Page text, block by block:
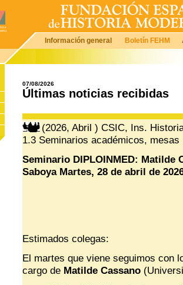
Información general Boletín FEHM
07/08/2026
Últimas noticias recibidas
(2026, Abril ) CSIC, Ins.
1.3 Seminarios académicos,
Seminario DIPLOINMED: Matilde
Saboya Martes, 28 de abril de
Estimados colegas:
El martes que viene seguimos con
cargo de Matilde Cassano